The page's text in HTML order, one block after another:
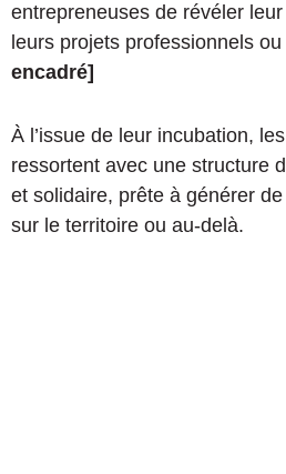
entrepreneuses de révéler
leurs projets professionnels
encadré]
À l’issue de leur incubation,
ressortent avec une structure
et solidaire, prête à générer
sur le territoire ou au-delà.